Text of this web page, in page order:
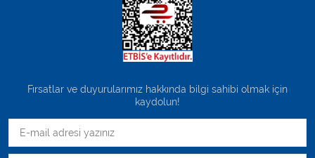
Fırsatlar ve duyurularımız hakkında bilgi sahibi olmak için
kaydolun!